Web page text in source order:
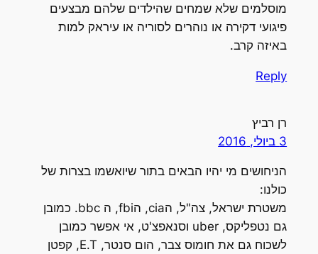
מוסלמים שלא שמחים שהילדים שלהם מבצעים
פיגועי דקירה או נוהרים לסוריה או עיראק למות
באיזה קרב.
Reply
רן רביץ
3 ביולי, 2016
הניחושים מי יהיו הבאים בתור שיואשמו בצרות של
כולנו:
משטרת ישראל, צה"ל, הcia, הfbi, ה bbc. כמובן
גם נטפליקס, uber וסנאפצ'ט, אי אפשר כמובן
לשכוח גם את חומוס צבר, הום סנטר, E.T, קפטן